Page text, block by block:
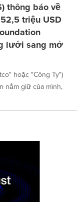
thông báo về
triệu USD
lưới sang mở
hoặc "Công Ty")
nắm giữ của mình,